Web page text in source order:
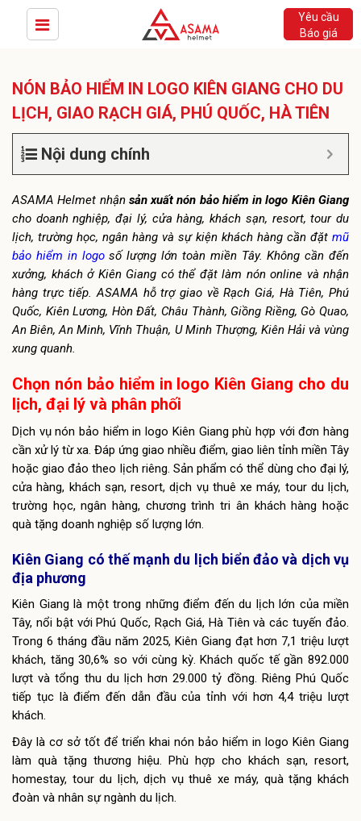
Yêu cầu
Báo giá
NÓN BẢO HIỂM IN LOGO KIÊN GIANG CHO DU
LỊCH, GIAO RẠCH GIÁ, PHÚ QUỐC, HÀ TIÊN
Nội dung chính
ASAMA Helmet nhận sản xuất nón bảo hiểm in logo Kiên Giang
cho doanh nghiệp, đại lý, cửa hàng, khách sạn, resort, tour du
lịch, trường học, ngân hàng và sự kiện khách hàng cần đặt mũ
bảo hiểm in logosố lượng lớn toàn miền Tây. Không cần đến
xưởng, khách ở Kiên Giang có thể đặt làm nón online và nhận
hàng trực tiếp. ASAMA hỗ trợ giao về Rạch Giá, Hà Tiên, Phú
Quốc, Kiên Lương, Hòn Đất, Châu Thành, Giồng Riềng, Gò Quao,
An Biên, An Minh, Vĩnh Thuận, U Minh Thượng, Kiên Hải và vùng
xung quanh.
Chọn nón bảo hiểm in logo Kiên Giang cho du
lịch, đại lý và phân phối
Dịch vụ nón bảo hiểm in logo Kiên Giang phù hợp với đơn hàng
cần xử lý từ xa. Đáp ứng giao nhiều điểm, giao liên tỉnh miền Tây
hoặc giao đảo theo lịch riêng. Sản phẩm có thể dùng cho đại lý,
cửa hàng, khách sạn, resort, dịch vụ thuê xe máy, tour du lịch,
trường học, ngân hàng, chương trình tri ân khách hàng hoặc
quà tặng doanh nghiệp số lượng lớn.
Kiên Giang có thế mạnh du lịch biển đảo và dịch vụ
địa phương
Kiên Giang là một trong những điểm đến du lịch lớn của miền
Tây, nổi bật với Phú Quốc, Rạch Giá, Hà Tiên và các tuyến đảo.
Trong 6 tháng đầu năm 2025, Kiên Giang đạt hơn 7,1 triệu lượt
khách, tăng 30,6% so với cùng kỳ. Khách quốc tế gần 892.000
lượt và tổng thu du lịch hơn 29.000 tỷ đồng. Riêng Phú Quốc
tiếp tục là điểm đến dẫn đầu của tỉnh với hơn 4,4 triệu lượt
khách.
Đây là cơ sở tốt để triển khai nón bảo hiểm in logo Kiên Giang
làm quà tặng thương hiệu. Phù hợp cho khách sạn, resort,
homestay, tour du lịch, dịch vụ thuê xe máy, quà tặng khách
đoàn và nhân sự ngành du lịch.